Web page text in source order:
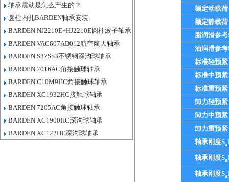
轴承震动是怎么产生的？
圆柱内孔BARDEN轴承安装
BARDEN NJ2210E+HJ2210E圆柱滚子轴承
BARDEN VAC607AD012航空航天轴承
BARDEN S37SS3不锈钢深沟球轴承
BARDEN 7016AC角接触球轴承
BARDEN C10M9HC角接触球轴承
BARDEN XC1932HC接触球轴承
BARDEN 7205AC角接触球轴承
BARDEN XC1900HC深沟球轴承
BARDEN XC122HE深沟球轴承
额定动载
额定静载
脂润滑参
油润滑参
标准轻预
标准中预
标准重预
卸力轻预
卸力中预
卸力重预
轴承刚度Sa
轴承刚度Sa
轴承刚度Sa